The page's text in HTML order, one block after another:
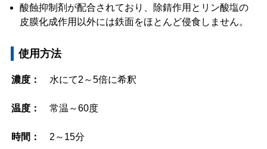
酸蝕抑制剤が配合されており、除錆作用とリン酸塩の
皮膜化成作用以外には鉄面をほとんど侵食しません。
使用方法
濃度： 水にて2～5倍に希釈
温度： 常温～60度
時間： 2～15分